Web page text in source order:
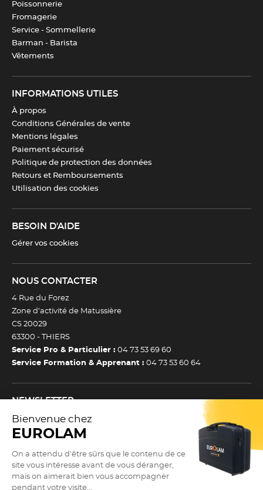
Poissonnerie
Fromagerie
Service - Sommellerie
Barman - Barista
Vêtements
INFORMATIONS UTILES
À propos
Conditions Générales de vente
Mentions légales
Paiement sécurisé
Politique de protection des données
Retours et Remboursements
Utilisation des cookies
BESOIN D'AIDE
Gérer vos cookies
NOUS CONTACTER
4 Rue du Forez
Zone d’activité de Matussière
CS 20029
63300 - THIERS
Service Pro & Particulier : 04 73 53 69 60
Service Formation & Apprenant : 04 73 53 60 64
NEWSLETTER
Inscrivez-vous à notre newsletter et recevez toutes nos
actualtiés et bons plans.
Je m’inscris à la newsletter
(Esc)
Newsletter